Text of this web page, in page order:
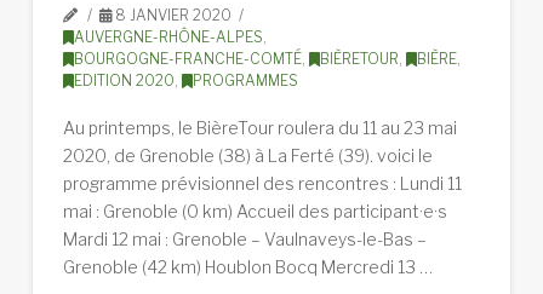
8 JANVIER 2020
AUVERGNE-RHÔNE-ALPES,
BOURGOGNE-FRANCHE-COMTÉ, BIÈRETOUR, BIÈRE,
EDITION 2020, PROGRAMMES
Au printemps, le BièreTour roulera du 11 au 23 mai
2020, de Grenoble (38) à La Ferté (39). voici le
programme prévisionnel des rencontres : Lundi 11
mai : Grenoble (0 km) Accueil des participant·e·s
Mardi 12 mai : Grenoble – Vaulnaveys-le-Bas –
Grenoble (42 km) Houblon Bocq Mercredi 13 …